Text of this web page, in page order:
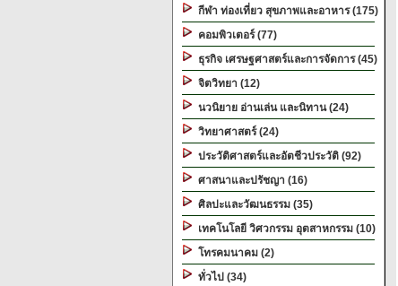
กีฬา ท่องเที่ยว สุขภาพและอาหาร (175)
คอมพิวเตอร์ (77)
ธุรกิจ เศรษฐศาสตร์และการจัดการ (45)
จิตวิทยา (12)
นวนิยาย อ่านเล่น และนิทาน (24)
วิทยาศาสตร์ (24)
ประวัติศาสตร์และอัตชีวประวัติ (92)
ศาสนาและปรัชญา (16)
ศิลปะและวัฒนธรรม (35)
เทคโนโลยี วิศวกรรม อุตสาหกรรม (10)
โทรคมนาคม (2)
ทั่วไป (34)